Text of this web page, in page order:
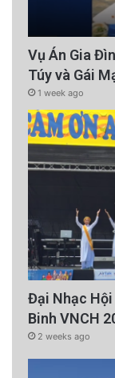
Vụ Án Gia
Túy và Gái
1 week ago
Đại Nhạc Hội
Binh VNCH
2 weeks ago